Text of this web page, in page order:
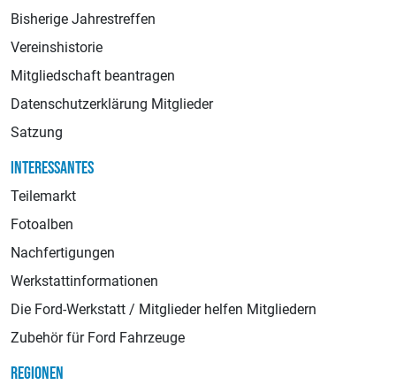
Bisherige Jahrestreffen
Vereinshistorie
Mitgliedschaft beantragen
Datenschutzerklärung Mitglieder
Satzung
INTERESSANTES
Teilemarkt
Fotoalben
Nachfertigungen
Werkstattinformationen
Die Ford-Werkstatt / Mitglieder helfen Mitgliedern
Zubehör für Ford Fahrzeuge
REGIONEN